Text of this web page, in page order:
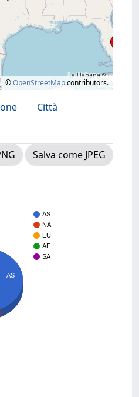
©OpenStreetMapcontributors.
Città
Salva come JPEG
AS
NA
EU
AF
SA
AS